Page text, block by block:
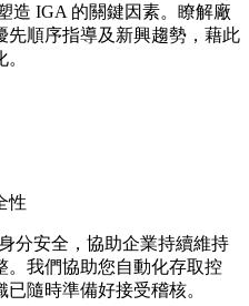
造 IGA 的關鍵因素。瞭解廠
先順序指導及新興趨勢，藉此
性
分安全，協助企業持續維持
。我們協助您自動化存取控
隨時準備好接受稽核。